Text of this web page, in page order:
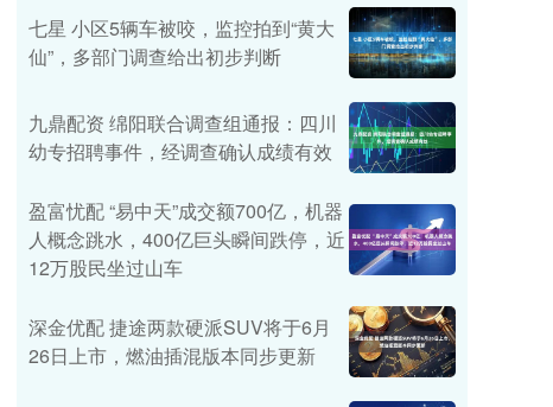
七星 小区5辆车被咬，监控拍到“黄大
仙”，多部门调查给出初步判断
九鼎配资 绵阳联合调查组通报：四川
幼专招聘事件，经调查确认成绩有效
盈富忧配 “易中天”成交额700亿，机器
人概念跳水，400亿巨头瞬间跌停，近
12万股民坐过山车
深金优配 捷途两款硬派SUV将于6月
26日上市，燃油插混版本同步更新